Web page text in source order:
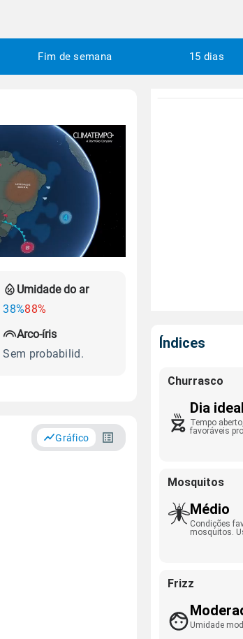
Fim de semana 15 dias
Umidade do ar
38%88%
Arco-íris
Sem probabilid.
Gráfico
Índices
Churrasco
Dia ideal
Tempo
favoráveis
Mosquitos
Médio
Condições
mosquitos.
Frizz
Umidade